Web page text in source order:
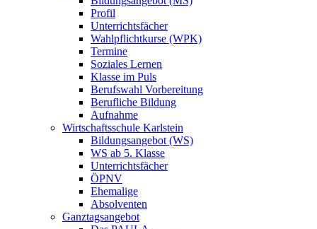
Profil
Unterrichtsfächer
Wahlpflichtkurse (WPK)
Termine
Soziales Lernen
Klasse im Puls
Berufswahl Vorbereitung
Berufliche Bildung
Aufnahme
Wirtschaftsschule Karlstein
Bildungsangebot (WS)
WS ab 5. Klasse
Unterrichtsfächer
ÖPNV
Ehemalige
Absolventen
Ganztagsangebot